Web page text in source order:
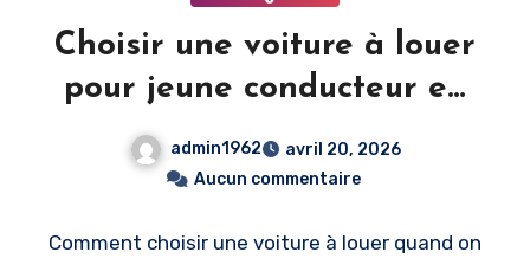
Choisir une voiture à louer
pour jeune conducteur en
admin1962
avril 20, 2026
Aucun commentaire
Comment choisir une voiture à louer quand on